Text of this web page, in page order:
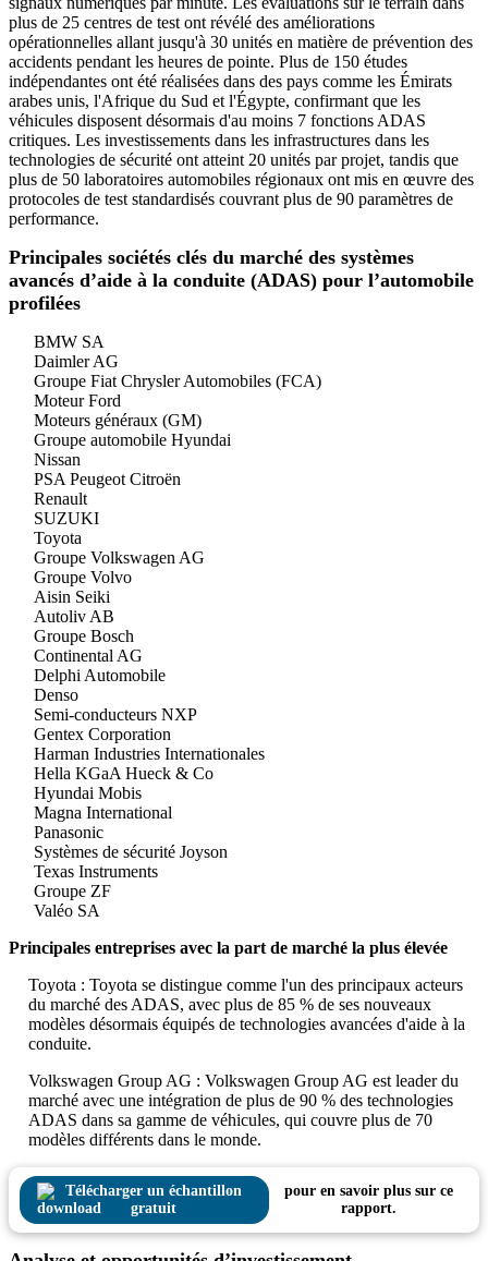
plus de 25 centres de test ont révélé des améliorations
opérationnelles allant jusqu'à 30 unités en matière de prévention des
accidents pendant les heures de pointe. Plus de 150 études
indépendantes ont été réalisées dans des pays comme les Émirats
arabes unis, l'Afrique du Sud et l'Égypte, confirmant que les
véhicules disposent désormais d'au moins 7 fonctions ADAS
critiques. Les investissements dans les infrastructures dans les
technologies de sécurité ont atteint 20 unités par projet, tandis que
plus de 50 laboratoires automobiles régionaux ont mis en œuvre des
protocoles de test standardisés couvrant plus de 90 paramètres de
performance.
Principales sociétés clés du marché des systèmes
avancés d’aide à la conduite (ADAS) pour l’automobile
profilées
BMW SA
Daimler AG
Groupe Fiat Chrysler Automobiles (FCA)
Moteur Ford
Moteurs généraux (GM)
Groupe automobile Hyundai
Nissan
PSA Peugeot Citroën
Renault
SUZUKI
Toyota
Groupe Volkswagen AG
Groupe Volvo
Aisin Seiki
Autoliv AB
Groupe Bosch
Continental AG
Delphi Automobile
Denso
Semi-conducteurs NXP
Gentex Corporation
Harman Industries Internationales
Hella KGaA Hueck & Co
Hyundai Mobis
Magna International
Panasonic
Systèmes de sécurité Joyson
Texas Instruments
Groupe ZF
Valéo SA
Principales entreprises avec la part de marché la plus élevée
Toyota : Toyota se distingue comme l'un des principaux acteurs
du marché des ADAS, avec plus de 85 % de ses nouveaux
modèles désormais équipés de technologies avancées d'aide à la
conduite.
Volkswagen Group AG : Volkswagen Group AG est leader du
marché avec une intégration de plus de 90 % des technologies
ADAS dans sa gamme de véhicules, qui couvre plus de 70
modèles différents dans le monde.
Télécharger un échantillon
gratuit
pour en savoir plus sur ce
rapport.